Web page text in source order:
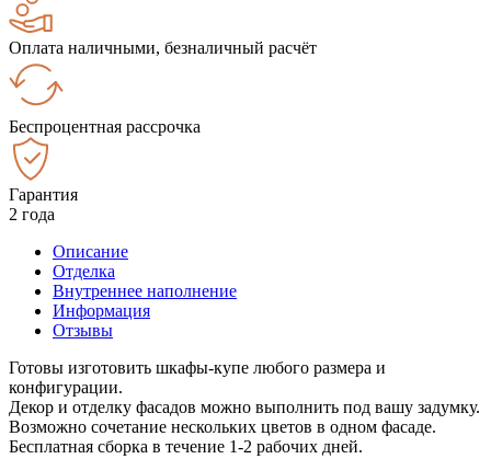
Оплата наличными, безналичный расчёт
Беспроцентная рассрочка
Гарантия
2 года
Описание
Отделка
Внутреннее наполнение
Информация
Отзывы
Готовы изготовить шкафы-купе любого размера и
конфигурации.
Декор и отделку фасадов можно выполнить под вашу задумку.
Возможно сочетание нескольких цветов в одном фасаде.
Бесплатная сборка в течение 1-2 рабочих дней.